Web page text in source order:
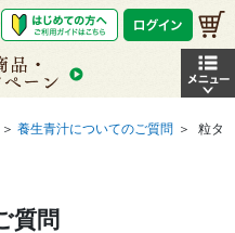
＞ 養生青汁についてのご質問 ＞ 粒タ
質問